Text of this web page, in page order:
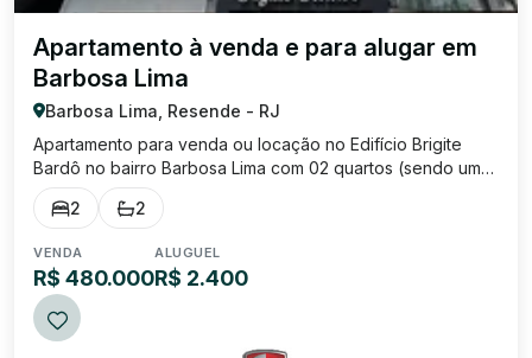
Apartamento à venda e para alugar em
Barbosa Lima
Barbosa Lima, Resende - RJ
Apartamento para venda ou locação no Edifício Brigite
Bardô no bairro Barbosa Lima com 02 quartos (sendo uma
suíte), sala, banheiro social com armário planejado, área
de serviço, cozinha com armários planejados e 01 vaga de
2 2
VENDA
R$ 480.000
ALUGUEL
R$ 2.400